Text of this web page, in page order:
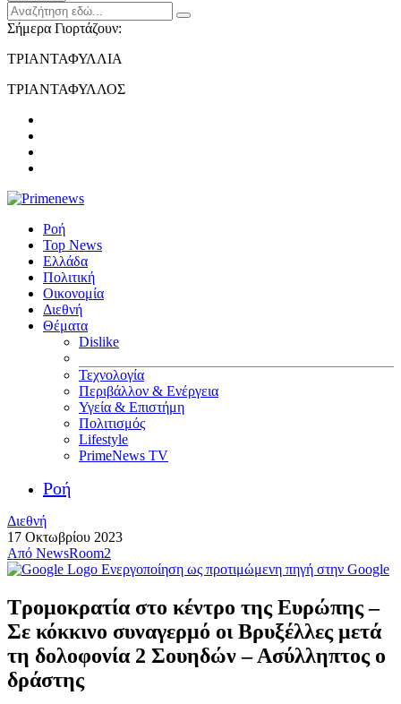
Σήμερα Γιορτάζουν:
ΤΡΙΑΝΤΑΦΥΛΛΙΑ
ΤΡΙΑΝΤΑΦΥΛΛΟΣ
Ροή
Top News
Ελλάδα
Πολιτική
Οικονομία
Διεθνή
Θέματα
Dislike
Τεχνολογία
Περιβάλλον & Ενέργεια
Υγεία & Επιστήμη
Πολιτισμός
Lifestyle
PrimeNews TV
Ροή
Διεθνή
17 Οκτωβρίου 2023
Από NewsRoom2
Ενεργοποίηση ως προτιμώμενη πηγή στην Google
Τρομοκρατία στο κέντρο της Ευρώπης –
Σε κόκκινο συναγερμό οι Βρυξέλλες μετά
τη δολοφονία 2 Σουηδών – Ασύλληπτος ο
δράστης